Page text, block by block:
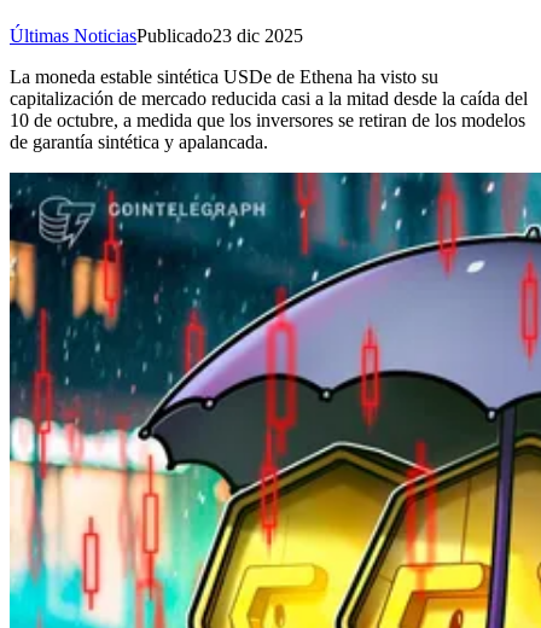
Últimas NoticiasPublicado23 dic 2025
La moneda estable sintética USDe de Ethena ha visto su
capitalización de mercado reducida casi a la mitad desde la caída del
10 de octubre, a medida que los inversores se retiran de los modelos
de garantía sintética y apalancada.